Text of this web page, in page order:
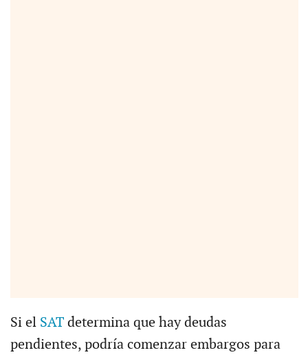
Si el SAT determina que hay deudas
pendientes, podría comenzar embargos para